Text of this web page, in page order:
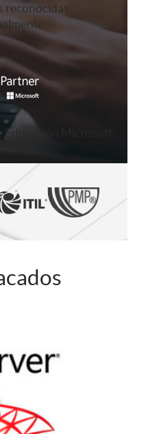
reconocidas
Microsoft.